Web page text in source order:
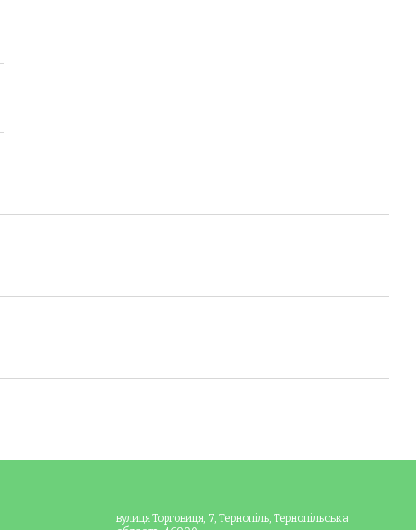
вулиця Торговиця, 7, Тернопіль, Тернопільська